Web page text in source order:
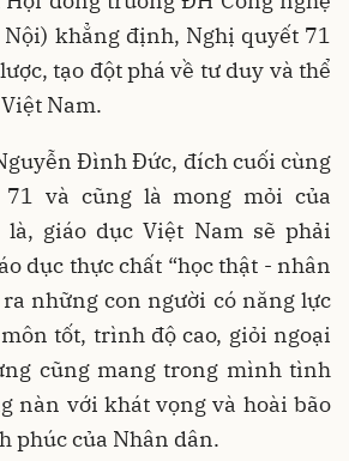
Nội) khẳng định, Nghị quyết 71
tạo đột phá về tư duy và thể
Nam.
Đình Đức, đích cuối cùng
và cũng là mong mỏi của
giáo dục Việt Nam sẽ phải
dục thực chất “học thật - nhân
những con người có năng lực
tốt, trình độ cao, giỏi ngoại
cũng mang trong mình tình
nàn với khát vọng và hoài bão
phúc của Nhân dân.